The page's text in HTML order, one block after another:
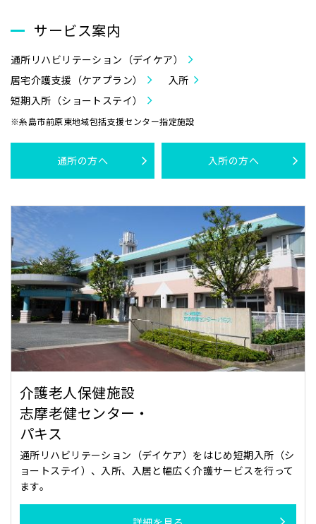
サービス案内
通所リハビリテーション（デイケア）
居宅介護支援（ケアプラン）
入所
短期入所（ショートステイ）
※糸島市前原東地域包括支援センター指定施設
通所の方へ 入所の方へ
介護老人保健施設
志摩老健センター・
パキス
通所リハビリテーション（デイケア）をはじめ短期入所（シ
ョートステイ）、入所、入居と幅広く介護サービスを行って
ます。